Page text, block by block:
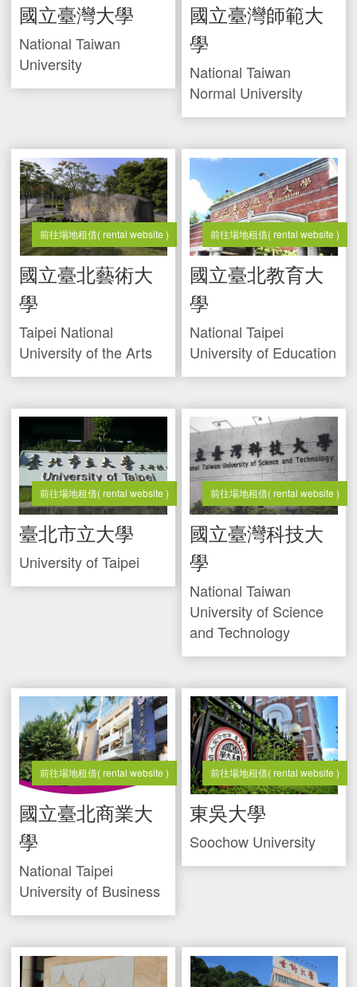
國立臺灣大學
National Taiwan
University
國立臺灣師範大
學
National Taiwan
Normal University
前往場地租借( rental website )
國立臺北藝術大
學
Taipei National
University of the Arts
前往場地租借( rental website )
國立臺北教育大
學
National Taipei
University of Education
前往場地租借( rental website )
臺北市立大學
University of Taipei
前往場地租借( rental website )
國立臺灣科技大
學
National Taiwan
University of Science
and Technology
前往場地租借( rental website )
國立臺北商業大
學
National Taipei
University of Business
前往場地租借( rental website )
東吳大學
Soochow University